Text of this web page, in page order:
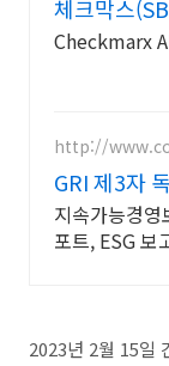
체크막스
Checkmarx
http://
GRI 제3자
롤유니온코
지속가능경영
포트, ESG 보
2023년 2월 15일